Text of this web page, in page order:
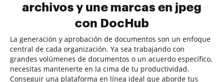
archivos y une marcas en jpeg
con DocHub
La generación y aprobación de documentos son un enfoque
central de cada organización. Ya sea trabajando con
grandes volúmenes de documentos o un acuerdo específico,
necesitas mantenerte en la cima de tu productividad.
Conseguir una plataforma en línea ideal que aborde tus